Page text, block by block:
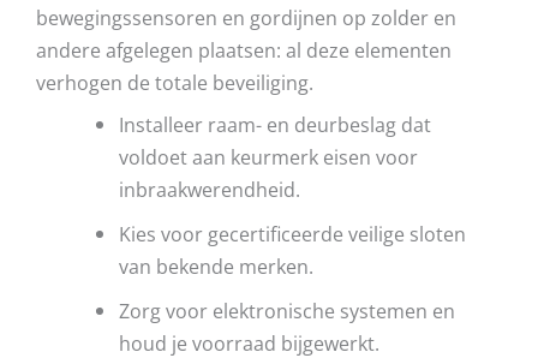
bewegingssensoren en gordijnen op zolder en
andere afgelegen plaatsen: al deze elementen
verhogen de totale beveiliging.
Installeer raam- en deurbeslag dat
voldoet aan keurmerk eisen voor
inbraakwerendheid.
Kies voor gecertificeerde veilige sloten
van bekende merken.
Zorg voor elektronische systemen en
houd je voorraad bijgewerkt.